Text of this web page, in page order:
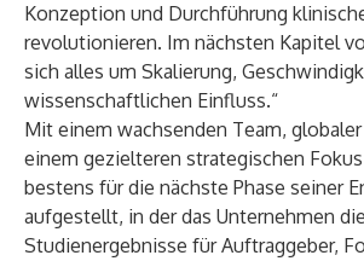
Konzeption und Durchführung
revolutionieren. Im nächsten Kapitel
sich alles um Skalierung,
wissenschaftlichen Einfluss.“
Mit einem wachsenden Team,
einem gezielteren strategischen
bestens für die nächste Phase seiner
aufgestellt, in der das Unternehmen die
Studienergebnisse für Auftraggeber,